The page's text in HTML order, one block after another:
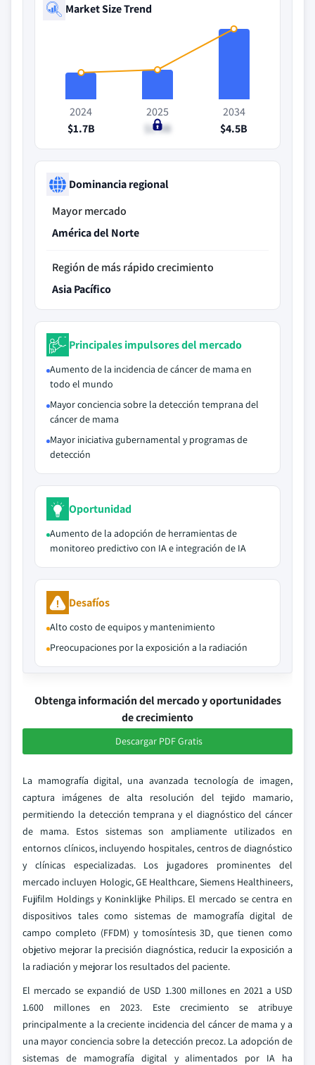
Market Size Trend
2024
$1.7B
2025
$1.9B
2034
$4.5B
Dominancia regional
Mayor mercado
América del Norte
Región de más rápido crecimiento
Asia Pacífico
Principales impulsores del mercado
Aumento de la incidencia de cáncer de mama en
todo el mundo
Mayor conciencia sobre la detección temprana del
cáncer de mama
Mayor iniciativa gubernamental y programas de
detección
Oportunidad
Aumento de la adopción de herramientas de
monitoreo predictivo con IA e integración de IA
Desafíos
Alto costo de equipos y mantenimiento
Preocupaciones por la exposición a la radiación
Obtenga información del mercado y oportunidades
de crecimiento
Descargar PDF Gratis
La mamografía digital, una avanzada tecnología de imagen,
captura imágenes de alta resolución del tejido mamario,
permitiendo la detección temprana y el diagnóstico del cáncer
de mama. Estos sistemas son ampliamente utilizados en
entornos clínicos, incluyendo hospitales, centros de diagnóstico
y clínicas especializadas. Los jugadores prominentes del
mercado incluyen Hologic, GE Healthcare, Siemens Healthineers,
Fujifilm Holdings y Koninklijke Philips. El mercado se centra en
dispositivos tales como sistemas de mamografía digital de
campo completo (FFDM) y tomosíntesis 3D, que tienen como
objetivo mejorar la precisión diagnóstica, reducir la exposición a
la radiación y mejorar los resultados del paciente.
El mercado se expandió de USD 1.300 millones en 2021 a USD
1.600 millones en 2023. Este crecimiento se atribuye
principalmente a la creciente incidencia del cáncer de mama y a
una mayor conciencia sobre la detección precoz. La adopción de
sistemas de mamografía digital y alimentados por IA ha